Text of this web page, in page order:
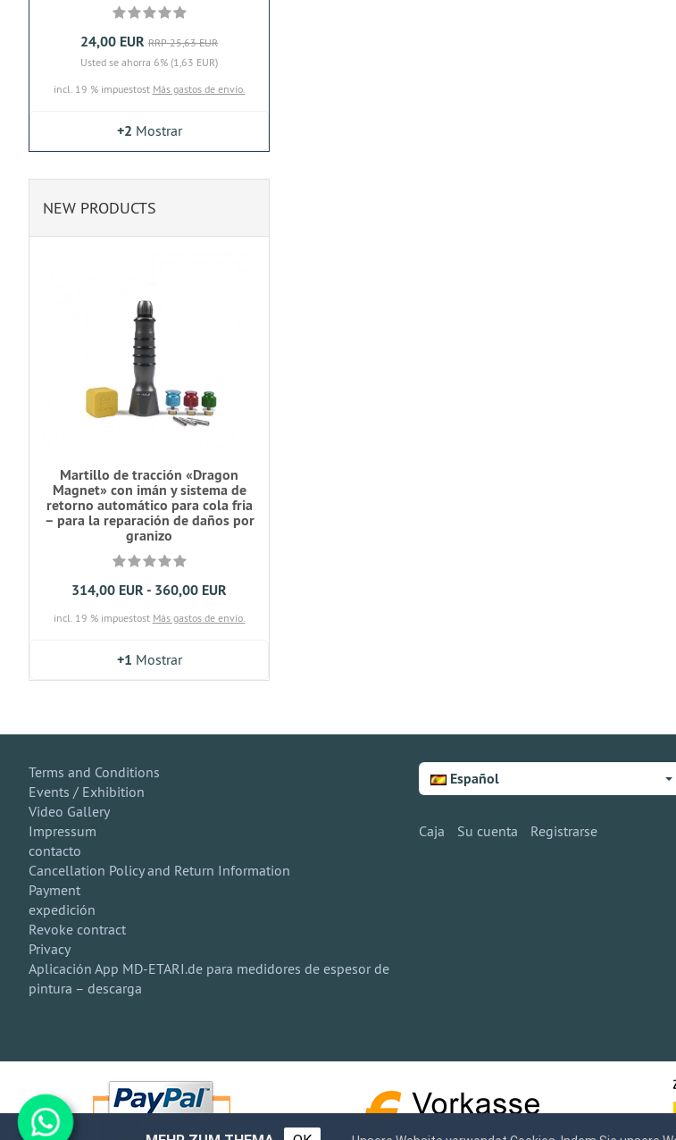
24,00 EUR RRP 25,63 EUR
Usted se ahorra 6% (1,63 EUR)
incl. 19 % impuestost Más gastos de envío.
+2 Mostrar
NEW PRODUCTS
Martillo de tracción «Dragon
Magnet» con imán y sistema de
retorno automático para cola fria
– para la reparación de daños por
granizo
314,00 EUR - 360,00 EUR
incl. 19 % impuestost Más gastos de envío.
+1 Mostrar
Terms and Conditions
Events / Exhibition
Video Gallery
Impressum
contacto
Cancellation Policy and Return Information
Payment
expedición
Revoke contract
Privacy
Aplicación App MD-ETARI.de para medidores de espesor de
pintura – descarga
Español
Caja Su cuenta Registrarse